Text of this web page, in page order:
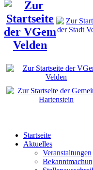
Startseite
Aktuelles
Veranstaltungen